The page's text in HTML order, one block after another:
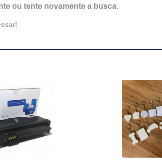
ou tente novamente a busca.